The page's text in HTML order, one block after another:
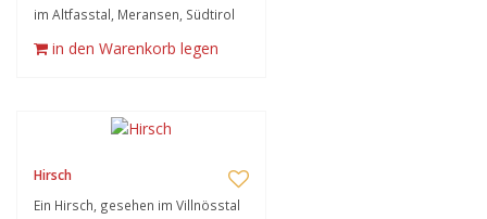
im Altfasstal, Meransen, Südtirol
in den Warenkorb legen
Hirsch
Ein Hirsch, gesehen im Villnösstal